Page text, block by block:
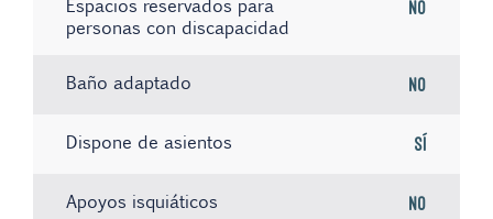
Espacios reservados para
personas con discapacidad
No
Baño adaptado No
Dispone de asientos Sí
Apoyos isquiáticos No